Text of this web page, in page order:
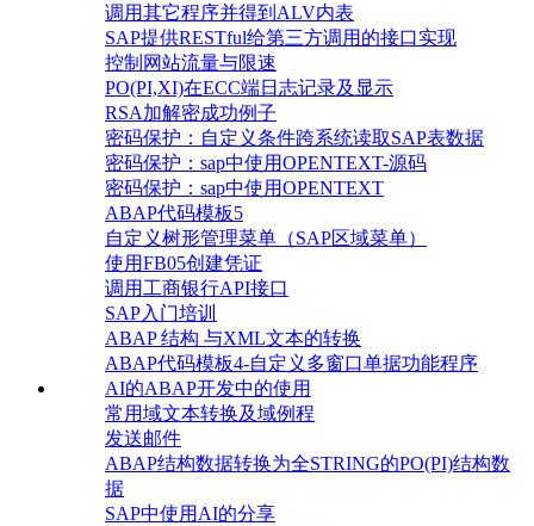
调用其它程序并得到ALV内表
SAP提供RESTful给第三方调用的接口实现
控制网站流量与限速
PO(PI,XI)在ECC端日志记录及显示
RSA加解密成功例子
密码保护：自定义条件跨系统读取SAP表数据
密码保护：sap中使用OPENTEXT-源码
密码保护：sap中使用OPENTEXT
ABAP代码模板5
自定义树形管理菜单（SAP区域菜单）
使用FB05创建凭证
调用工商银行API接口
SAP入门培训
ABAP 结构 与XML文本的转换
ABAP代码模板4-自定义多窗口单据功能程序
AI的ABAP开发中的使用
常用域文本转换及域例程
发送邮件
ABAP结构数据转换为全STRING的PO(PI)结构数
据
SAP中使用AI的分享